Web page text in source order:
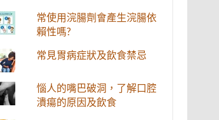
常使用浣腸劑會產生浣腸依
賴性嗎?
常見胃病症狀及飲食禁忌
惱人的嘴巴破洞，了解口腔
潰瘍的原因及飲食